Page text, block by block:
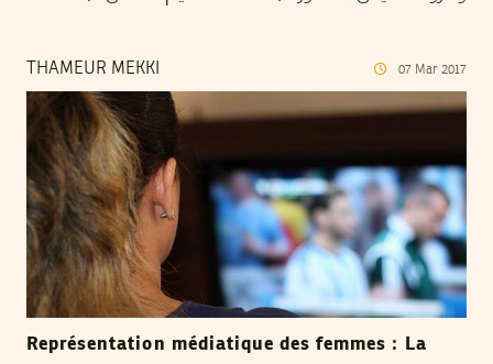
THAMEUR MEKKI 07 Mar 2017
Représentation médiatique des femmes : La